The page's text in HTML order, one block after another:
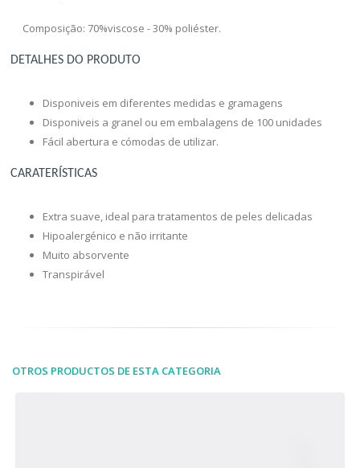
Composição: 70%viscose - 30% poliéster.
DETALHES DO PRODUTO
Disponiveis em diferentes medidas e gramagens
Disponiveis a granel ou em embalagens de 100 unidades
Fácil abertura e cómodas de utilizar.
CARATERÍSTICAS
Extra suave, ideal para tratamentos de peles delicadas
Hipoalergénico e não irritante
Muito absorvente
Transpirável
OTROS PRODUCTOS DE ESTA CATEGORIA